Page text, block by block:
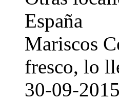
España
Mariscos
fresco, lo
30-09-2015